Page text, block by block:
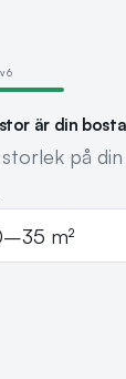
6
är din
storlek på